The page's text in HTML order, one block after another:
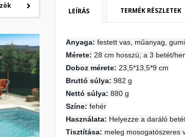
LEÍRÁS TERMÉK RÉSZLETEK
Anyaga:festett vas, műanyag, gumi
Mérete:28 cm hosszú; a 3 betét/
Doboz mérete: 23,5*13,5*9 cm
Bruttó súlya:982 g
Nettó súlya:880 g
Színe: fehér
Használata: Helyezze a daráló
Tisztítása: meleg mosogatószeres
My wishlists
add_circle_outline
Kívánságlista
Kívánságlista neve
Bejelentkezés
Be kell jelentkezned a